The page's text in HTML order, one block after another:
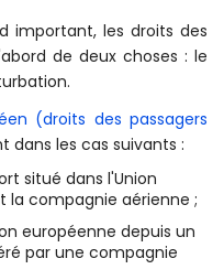
important, les droits des
de deux choses : le
(droits des passagers
les cas suivants :
situé dans l'Union
la compagnie aérienne ;
européenne depuis un
par une compagnie